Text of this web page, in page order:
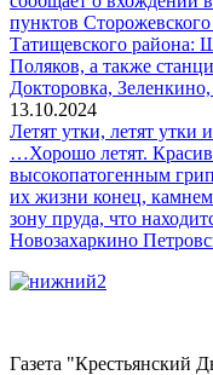
пунктов
Татищевского района:
Поляков, а также
Докторовка,
13.10.2024
Летят утки, летят утки
…Хорошо летят.
высокопатогенным
их жизни конец,
зону пруда, что
Новозахаркино
Газета "Крестьянский